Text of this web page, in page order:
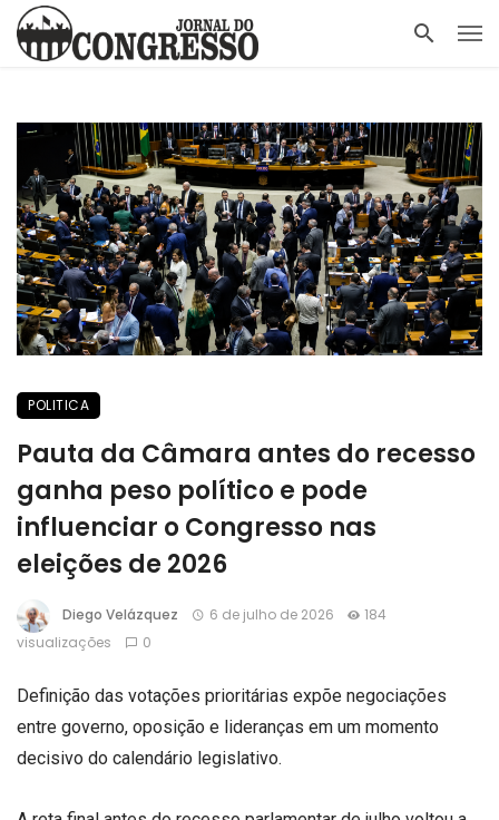
POLITICA
Pauta da Câmara antes do recesso
ganha peso político e pode
influenciar o Congresso nas
eleições de 2026
Diego Velázquez 6 de julho de 2026
184
visualizações
0
Definição das votações prioritárias expõe negociações
entre governo, oposição e lideranças em um momento
decisivo do calendário legislativo.